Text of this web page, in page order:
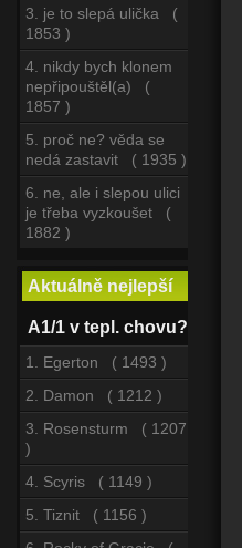
3. je to slepá ulička (
1853 )
4. nikdy bych klonem
nepřipouštěl(a) (
1857 )
5. proč ne? věda se
nedá zastavit ( 1935 )
6. ne, ale i slepou ulici
je třeba vyzkoušet (
1882 )
Aktuálně nejlepší
A1/1 v tepl. chovu?
1. Egerton ( 1493 )
2. Damon ( 1212 )
3. Rosensturm ( 1207
)
4. Scyris ( 1149 )
5. Tiznit ( 1156 )